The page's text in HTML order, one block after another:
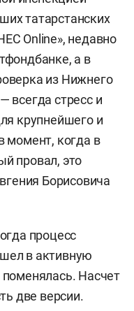
татарстанских
Online», недавно
а в
из Нижнего
всегда стресс и
крупнейшего и
момент, когда в
провал, это
Борисовича
процесс
в активную
Насчет
две версии.